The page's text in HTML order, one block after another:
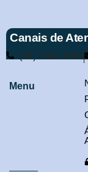
Canais de
(61) 3321-9563
Menu